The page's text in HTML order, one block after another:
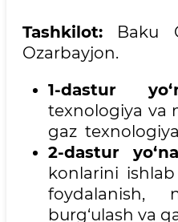
Tashkilot: Baku
Ozarbayjon.
1-dastur
texnologiya va
gaz
2-dastur
konlarini
foydalanish,
burg‘ulash va